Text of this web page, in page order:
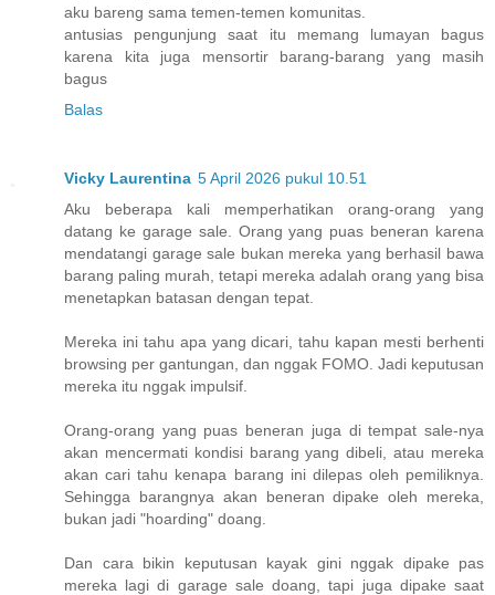
aku bareng sama temen-temen komunitas.
antusias pengunjung saat itu memang lumayan bagus
karena kita juga mensortir barang-barang yang masih
bagus
Balas
Vicky Laurentina 5 April 2026 pukul 10.51
Aku beberapa kali memperhatikan orang-orang yang
datang ke garage sale. Orang yang puas beneran karena
mendatangi garage sale bukan mereka yang berhasil bawa
barang paling murah, tetapi mereka adalah orang yang bisa
menetapkan batasan dengan tepat.
Mereka ini tahu apa yang dicari, tahu kapan mesti berhenti
browsing per gantungan, dan nggak FOMO. Jadi keputusan
mereka itu nggak impulsif.
Orang-orang yang puas beneran juga di tempat sale-nya
akan mencermati kondisi barang yang dibeli, atau mereka
akan cari tahu kenapa barang ini dilepas oleh pemiliknya.
Sehingga barangnya akan beneran dipake oleh mereka,
bukan jadi "hoarding" doang.
Dan cara bikin keputusan kayak gini nggak dipake pas
mereka lagi di garage sale doang, tapi juga dipake saat